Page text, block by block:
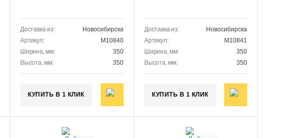
Доставка из:
Новосибирска
Артикул:
M10840
Ширина, мм:
350
Высота, мм:
350
КУПИТЬ В 1 КЛИК
Доставка из:
Новосибирска
Артикул:
M10841
Ширина, мм:
350
Высота, мм:
350
КУПИТЬ В 1 КЛИК